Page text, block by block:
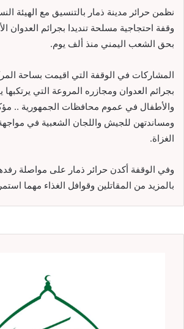
نظمن حرائر مدينة ذمار بالتنسيق مع الهيئة
وقفة احتجاجية مسلحة تنديدا بجرائم العدوان
بحق الشعب اليمني منذ ألف يوم.
المشاركات في الوقفة التي اقيمت بساحة
بجرائم العدوان ومجازره المروعة التي يرتكبها
والأطفال في عموم محافظات الجمهورية ..
ومساندتهن للجيش واللجان الشعبية في
الغزاة.
وفي الوقفة أكدن حرائر ذمار على مواصلة
بالمزيد من المقاتلين وقوافل الغذاء مهما